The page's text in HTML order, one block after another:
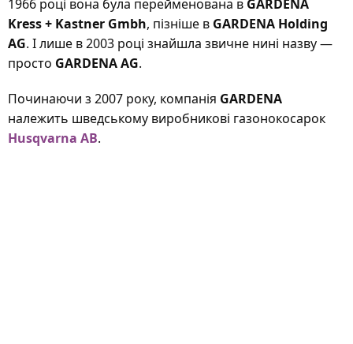
1966 році вона була перейменована в GARDENA
Kress + Kastner Gmbh, пізніше в GARDENA Holding
AG. І лише в 2003 році знайшла звичне нині назву —
просто GARDENA AG.
Починаючи з 2007 року, компанія GARDENA
належить шведському виробникові газонокосарок
Husqvarna AB.